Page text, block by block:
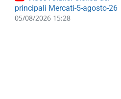
principali Mercati-5-agosto-26
05/08/2026 15:28